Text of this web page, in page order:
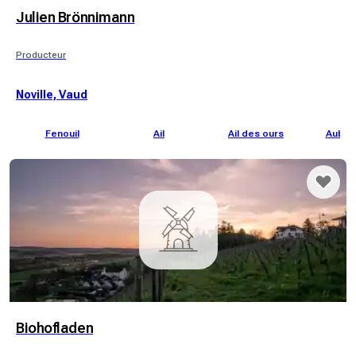
Julien Brönnimann
Producteur
Noville, Vaud
Fenouil Ail Ail des ours
Biohofladen